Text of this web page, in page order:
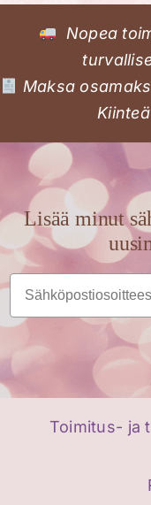
OstoskoriNopea
Maksa
Lisää minut
Email
Toimitus- ja